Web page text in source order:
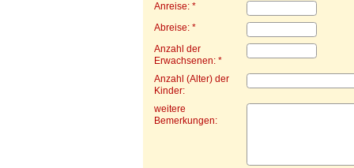
Anreise: *
Abreise: *
Anzahl der
Erwachsenen: *
Anzahl (Alter) der
Kinder:
weitere
Bemerkungen: